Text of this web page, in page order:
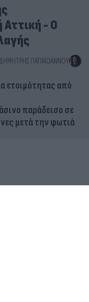
- Ο
ΔΗΜΉΤΡΗΣ ΠΑΠΑΪΩΆΝΝΟΥ
ετοιμότητας από
παράδεισο σε
μετά την φωτιά